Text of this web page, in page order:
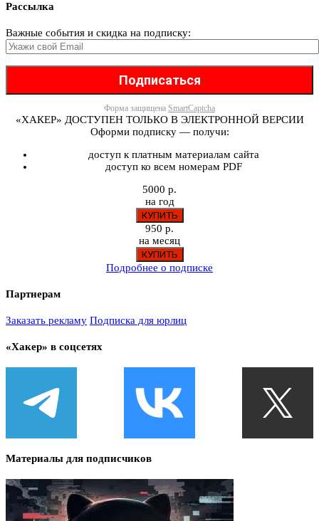
Рассылка
Важные события и скидка на подписку:
Форма защищена SmartCaptcha
«ХАКЕР» ДОСТУПЕН ТОЛЬКО В ЭЛЕКТРОННОЙ ВЕРСИИ
Оформи подписку — получи:
доступ к платным материалам сайта
доступ ко всем номерам PDF
5000 р.
на год
950 р.
на месяц
Подробнее о подписке
Партнерам
Заказать рекламу Подписка для юрлиц
«Хакер» в соцсетях
Материалы для подписчиков